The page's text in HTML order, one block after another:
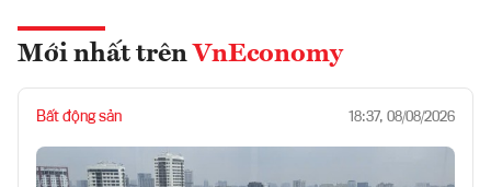
Mới nhất trên VnEconomy
Bất động sản 18:37, 08/08/2026